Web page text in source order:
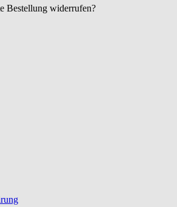
Bestellung widerrufen?